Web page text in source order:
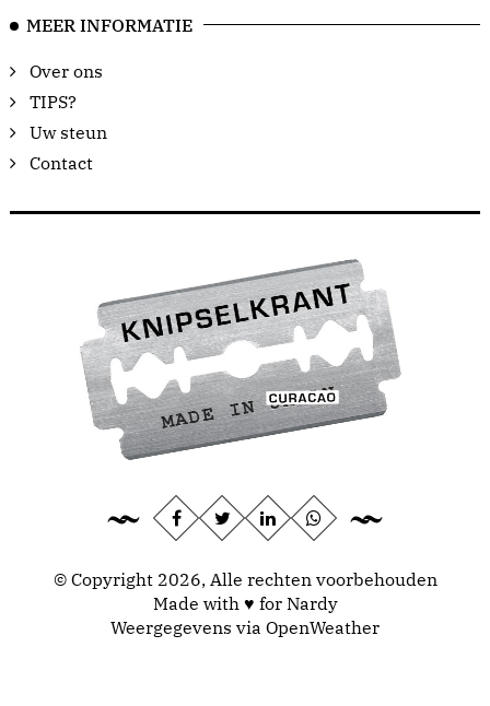
MEER INFORMATIE
Over ons
TIPS?
Uw steun
Contact
© Copyright 2026, Alle rechten voorbehouden
Made with ♥ for Nardy
Weergegevens via OpenWeather